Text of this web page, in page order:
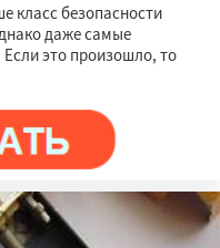
класс безопасности
даже самые
это произошло, то